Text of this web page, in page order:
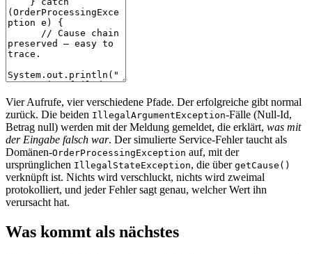
Vier Aufrufe, vier verschiedene Pfade. Der erfolgreiche gibt normal
zurück. Die beiden IllegalArgumentException-Fälle (Null-Id,
Betrag null) werden mit der Meldung gemeldet, die erklärt, was mit
der Eingabe falsch war. Der simulierte Service-Fehler taucht als
Domänen-OrderProcessingException auf, mit der
ursprünglichen IllegalStateException, die über getCause()
verknüpft ist. Nichts wird verschluckt, nichts wird zweimal
protokolliert, und jeder Fehler sagt genau, welcher Wert ihn
verursacht hat.
Was kommt als nächstes